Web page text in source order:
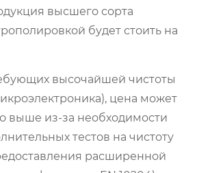
высшего сорта
будет стоить на
высочайшей чистоты
цена может
выше из-за необходимости
тестов на чистоту
расширенной